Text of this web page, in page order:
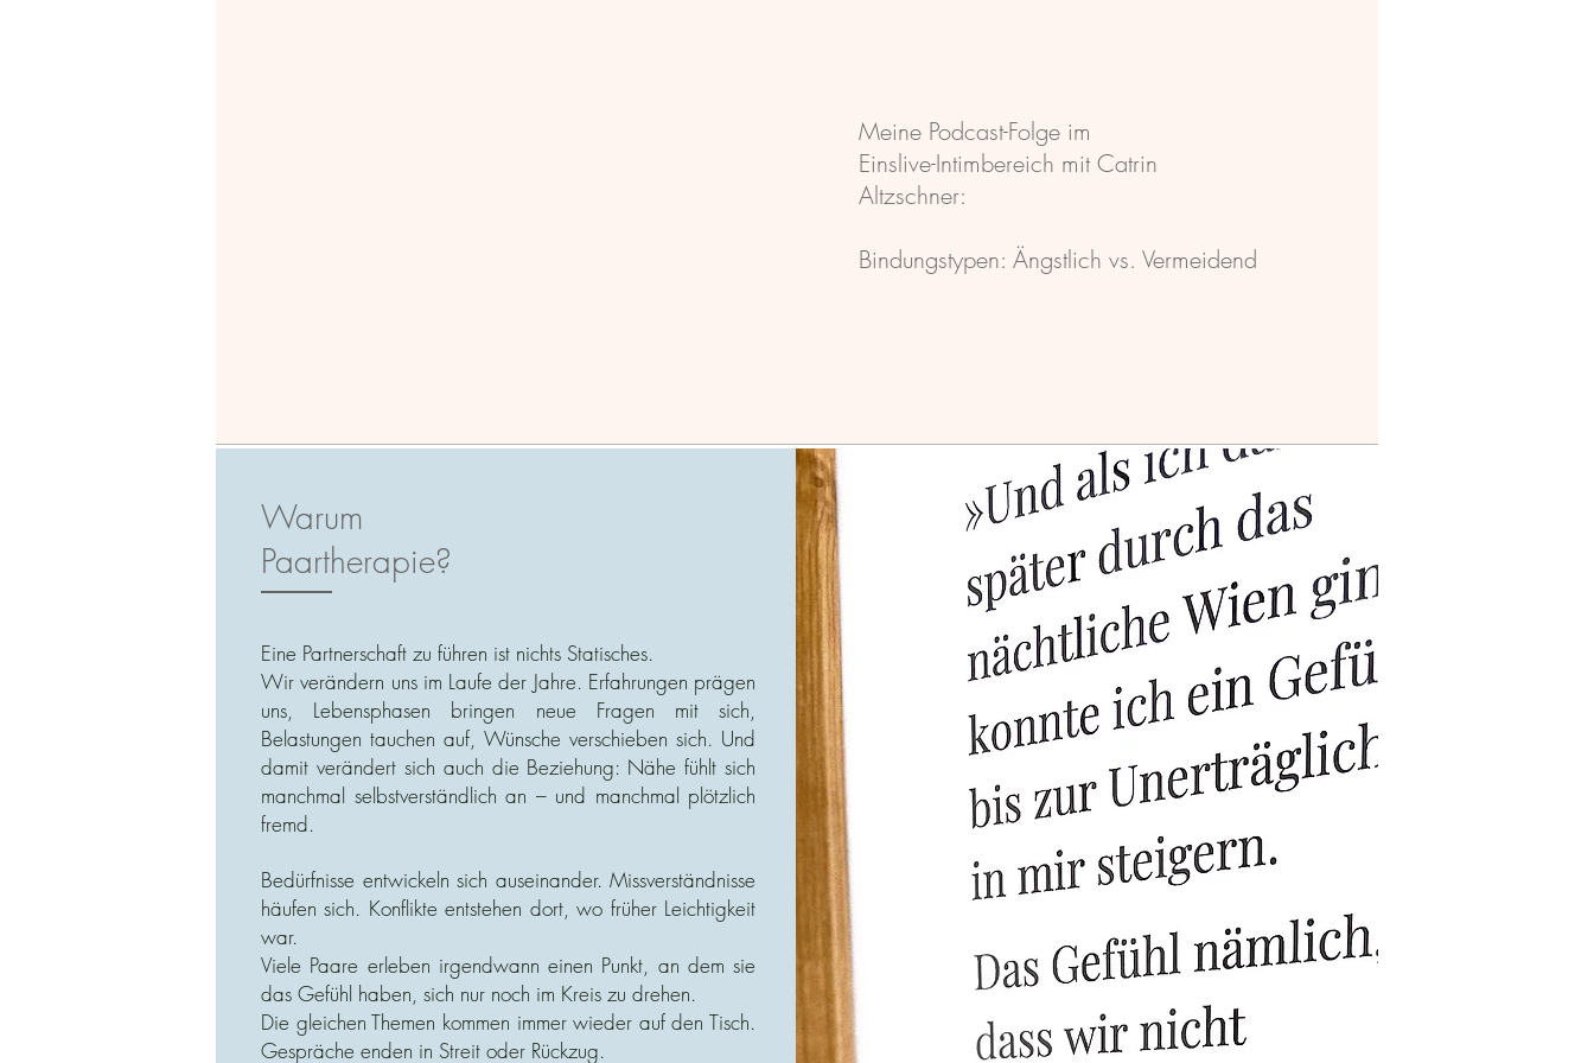
Meine Podcast-Folge im
Einslive-Intimbereich mit Catrin
Altzschner:
Bindungstypen: Ängstlich vs. Vermeidend
Warum
Paartherapie?
Eine Partnerschaft zu führen ist nichts Statisches.
Wir verändern uns im Laufe der Jahre. Erfahrungen prägen
uns, Lebensphasen bringen neue Fragen mit sich,
Belastungen tauchen auf, Wünsche verschieben sich. Und
damit verändert sich auch die Beziehung: Nähe fühlt sich
manchmal selbstverständlich an – und manchmal plötzlich
fremd.
Bedürfnisse entwickeln sich auseinander. Missverständnisse
häufen sich. Konflikte entstehen dort, wo früher Leichtigkeit
war.
Viele Paare erleben irgendwann einen Punkt, an dem sie
das Gefühl haben, sich nur noch im Kreis zu drehen.
Die gleichen Themen kommen immer wieder auf den Tisch.
Gespräche enden in Streit oder Rückzug.